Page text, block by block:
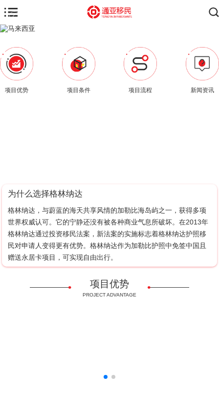
项目优势 项目条件 项目流程 新闻资讯
为什么选择格林纳达
格林纳达，与蔚蓝的海天共享风情的加勒比海岛屿之一，获得多项
世界权威认可。它的宁静还没有被各种商业气息所破坏。在2013年
格林纳达通过投资移民法案，新法案的实施标志着格林纳达护照移
民对申请人变得更有优势。格林纳达作为加勒比护照中免签中国且
赠送永居卡项目，可实现自由出行。
项目优势
PROJECT ADVANTAGE